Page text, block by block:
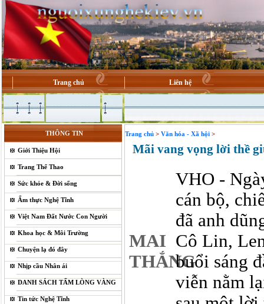
Trang chủ Liên hệ
THÔNG TIN
Giới Thiệu Hội
Trang Thể Thao
Sức khỏe & Đời sống
Ẩm thực Nghệ Tĩnh
Việt Nam Đất Nước Con Người
Khoa học & Môi Trường
Chuyện lạ đó đây
Nhịp cầu Nhân ái
DANH SÁCH TẤM LÒNG VÀNG
Tin tức Nghệ Tĩnh
Trang chủ > Văn hóa - Xã hội >
Mãi vang vọng lời thề
MAI
THẮNG
VHO -
cán bộ,
đã anh
Cô Lin,
buổi sáng
viễn nằm